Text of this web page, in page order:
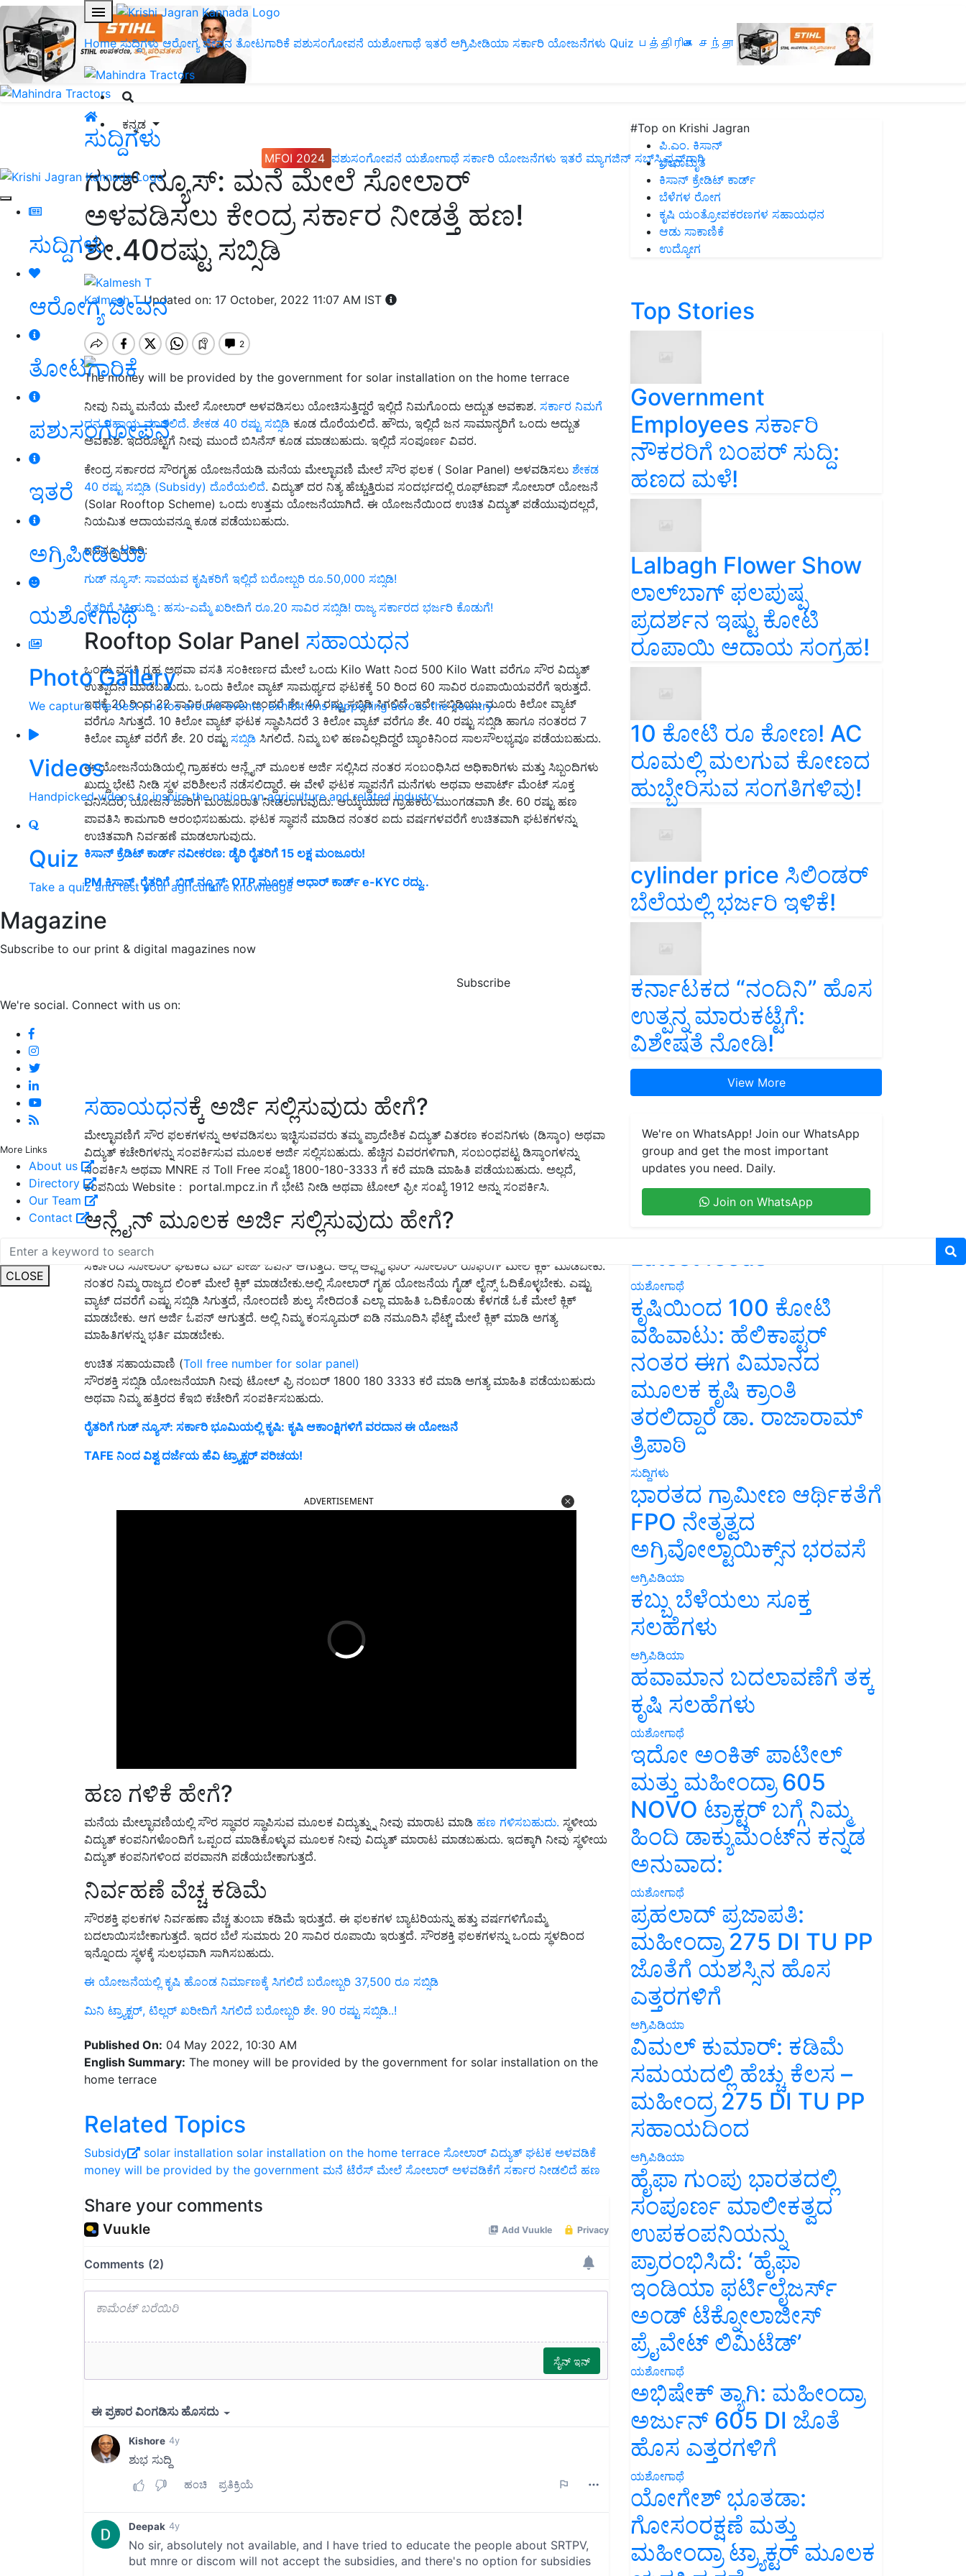
Home ಸುದ್ದಿಗಳು ಆರೋಗ್ಯ ಜೀವನ ತೋಟಗಾರಿಕೆ ಪಶುಸಂಗೋಪನೆ ಯಶೋಗಾಥೆ ಇತರೆ ಅಗ್ರಿಪೀಡಿಯಾ ಸರ್ಕಾರಿ ಯೋಜನೆಗಳು Quiz பத்திரிகை சந்தா
ಕನ್ನಡ
MFOI 2024 ಪಶುಸಂಗೋಪನೆ ಯಶೋಗಾಥೆ ಸರ್ಕಾರಿ ಯೋಜನೆಗಳು ಇತರೆ ಮ್ಯಾಗಜಿನ್‌ ಸಬ್‌ಸ್ಕ್ರಿಪ್ಷನ್‌ಗಾಗಿ
ಸುದ್ದಿಗಳು
ಆರೋಗ್ಯ ಜೀವನ
ತೋಟಗಾರಿಕೆ
ಪಶುಸಂಗೋಪನೆ
ಇತರೆ
ಅಗ್ರಿಪೀಡಿಯಾ
ಯಶೋಗಾಥೆ
Photo Gallery
We capture the best photos around events, exhibitions happening across the country
Videos
Handpicked videos to inspire the nation on agriculture and related industry
Quiz
Take a quiz and test your agriculture knowledge
Magazine
Subscribe to our print & digital magazines now
Subscribe
We're social. Connect with us on:
More Links
About us
Directory
Our Team
Contact
CLOSE
ಸುದ್ದಿಗಳು
ಗುಡ್ ನ್ಯೂಸ್: ಮನೆ ಮೇಲೆ ಸೋಲಾರ್
ಅಳವಡಿಸಲು ಕೇಂದ್ರ ಸರ್ಕಾರ ನೀಡತ್ತೆ ಹಣ!
ಶೇ.40ರಷ್ಟು ಸಬ್ಸಿಡಿ
Kalmesh TUpdated on: 17 October, 2022 11:07 AM IST
The money will be provided by the government for solar installation on the home terrace
ನೀವು ನಿಮ್ಮ ಮನೆಯ ಮೇಲೆ ಸೋಲಾರ್‌ ಅಳವಡಿಸಲು ಯೋಚಿಸುತ್ತಿದ್ದರೆ ಇಲ್ಲಿದೆ ನಿಮಗೊಂದು ಅದ್ಬುತ ಅವಕಾಶ. ಸರ್ಕಾರ ನಿಮಗೆ
ಧನ ಸಹಾಯ ಮಾಡಲಿದೆ. ಶೇಕಡ 40 ರಷ್ಟು ಸಬ್ಸಿಡಿ ಕೂಡ ದೊರೆಯಲಿದೆ. ಹೌದು, ಇಲ್ಲಿದೆ ಜನ ಸಾಮಾನ್ಯರಿಗೆ ಒಂದು ಅದ್ಬುತ
ಅವಕಾಶ. ಇದರೊಟ್ಟಿಗೆ ನೀವು ಮುಂದೆ ಬಿಸಿನೆಸ್‌ ಕೂಡ ಮಾಡಬಹುದು. ಇಲ್ಲಿದೆ ಸಂಪೂರ್ಣ‌ ವಿವರ.
ಕೇಂದ್ರ ಸರ್ಕಾರದ ಸೌರಗೃಹ ಯೋಜನೆಯಡಿ ಮನೆಯ ಮೇಲ್ಛಾವಣಿ ಮೇಲೆ ಸೌರ ಫಲಕ ( Solar Panel) ಅಳವಡಿಸಲು ಶೇಕಡ
40 ರಷ್ಟು ಸಬ್ಸಿಡಿ (Subsidy) ದೊರೆಯಲಿದೆ. ವಿದ್ಯುತ್ ದರ ನಿತ್ಯ ಹೆಚ್ಚುತ್ತಿರುವ ಸಂದರ್ಭದಲ್ಲಿ ರೂಫ್‌ಟಾಪ್‌ ಸೋಲಾರ್‌ ಯೋಜನೆ
(Solar Rooftop Scheme) ಒಂದು ಉತ್ತಮ ಯೋಜನೆಯಾಗಿದೆ. ಈ ಯೋಜನೆಯಿಂದ ಉಚಿತ ವಿದ್ಯುತ್‌ ಪಡೆಯುವುದಲ್ಲದೆ,
ನಿಯಮಿತ ಆದಾಯವನ್ನೂ ಕೂಡ ಪಡೆಯಬಹುದು.
ಇದನ್ನೂ ಓದಿರಿ:
ಗುಡ್‌ ನ್ಯೂಸ್‌: ಸಾವಯವ ಕೃಷಿಕರಿಗೆ ಇಲ್ಲಿದೆ ಬರೋಬ್ಬರಿ ರೂ.50,000 ಸಬ್ಸಿಡಿ!
ರೈತರಿಗೆ ಸಿಹಿಸುದ್ದಿ : ಹಸು-ಎಮ್ಮೆ ಖರೀದಿಗೆ ರೂ.20 ಸಾವಿರ ಸಬ್ಸಿಡಿ! ರಾಜ್ಯ ಸರ್ಕಾರದ ಭರ್ಜರಿ ಕೊಡುಗೆ!
Rooftop Solar Panel ಸಹಾಯಧನ
ಒಂದು ವಸತಿ ಗೃಹ ಅಥವಾ ವಸತಿ ಸಂಕೀರ್ಣದ ಮೇಲೆ ಒಂದು Kilo Watt ನಿಂದ 500 Kilo Watt ವರೆಗೂ ಸೌರ ವಿದ್ಯುತ್
ಉತ್ಪಾದನೆ ಮಾಡಬಹುದು. ಒಂದು ಕಿಲೋ ವ್ಯಾಟ್ ಸಾಮರ್ಥ್ಯದ ಘಟಕಕ್ಕೆ 50 ರಿಂದ 60 ಸಾವಿರ ರೂಪಾಯಿಯವರೆಗೆ ಇರುತ್ತದೆ.
ಇದಕ್ಕೆ 20 ರಿಂದ 22 ಸಾವಿರ ರೂಪಾಯಿ ಅಂದರೆ ಶೇ. 40 ರಷ್ಟು ಸಬ್ಸಿಡಿ ಸಿಗಲಿದೆ. ಇದೇ ಸಬ್ಸಿಡಿಯು ಮೂರು ಕಿಲೋ ವ್ಯಾಟ್
ವರೆಗೂ ಸಿಗುತ್ತದೆ. 10 ಕಿಲೋ ವ್ಯಾಟ್ ಘಟಕ ಸ್ಥಾಪಿಸಿದರೆ 3 ಕಿಲೋ ವ್ಯಾಟ್ ವರೆಗೂ ಶೇ. 40 ರಷ್ಟು ಸಬ್ಸಿಡಿ ಹಾಗೂ ನಂತರದ 7
ಕಿಲೋ ವ್ಯಾಟ್ ವರೆಗೆ ಶೇ. 20 ರಷ್ಟು ಸಬ್ಸಿಡಿ ಸಿಗಲಿದೆ. ನಿಮ್ಮ ಬಳಿ ಹಣವಿಲ್ಲದಿದ್ದರೆ ಬ್ಯಾಂಕಿನಿಂದ ಸಾಲಸೌಲಭ್ಯವೂ ಪಡೆಯಬಹುದು.
ಈ ಯೋಜನೆಯಡಿಯಲ್ಲಿ ಗ್ರಾಹಕರು ಆನ್ಲೈನ್ ಮೂಲಕ ಅರ್ಜಿ ಸಲ್ಲಿಸಿದ ನಂತರ ಸಂಬಂಧಿಸಿದ ಅಧಿಕಾರಿಗಳು ಮತ್ತು ಸಿಬ್ಬಂದಿಗಳು
ಖುದ್ದು ಭೇಟಿ ನೀಡಿ ಸ್ಥಳ ಪರಿಶೀಲನೆ ನಡೆಸಲಿದ್ದಾರೆ. ಈ ವೇಳೆ ಘಟಕ ಸ್ಥಾಪನೆಗೆ ಮನೆಗಳು ಅಥವಾ ಅಪಾರ್ಟ್ ಮೆಂಟ್ ಸೂಕ್ತ
ಎನಿಸಿದರೆ, ಯೋಜನೆ ಜಾರಿಗೆ ಮಂಜೂರಾತಿ ನೀಡಲಾಗುವುದು. ಆಯ್ಕೆಯಾದ ಗ್ರಾಹಕರು ಮುಂಗಡವಾಗಿ ಶೇ. 60 ರಷ್ಟು ಹಣ
ಪಾವತಿಸಿ ಕಾಮಗಾರಿ ಆರಂಭಿಸಬಹುದು. ಘಟಕ ಸ್ಥಾಪನೆ ಮಾಡಿದ ನಂತರ ಐದು ವರ್ಷಗಳವರೆಗೆ ಉಚಿತವಾಗಿ ಘಟಕಗಳನ್ನು
ಉಚಿತವಾಗಿ ನಿರ್ವಹಣೆ ಮಾಡಲಾಗುವುದು.
ಕಿಸಾನ್ ಕ್ರೆಡಿಟ್ ಕಾರ್ಡ್ ನವೀಕರಣ: ಡೈರಿ ರೈತರಿಗೆ 15 ಲಕ್ಷ ಮಂಜೂರು!
PM ಕಿಸಾನ್‌ ರೈತರಿಗೆ ಬಿಗ್‌ ನ್ಯೂಸ್‌: OTP ಮೂಲಕ ಆಧಾರ್‌ ಕಾರ್ಡ್‌ e-KYC ರದ್ದು..
ಸಹಾಯಧನಕ್ಕೆ ಅರ್ಜಿ ಸಲ್ಲಿಸುವುದು ಹೇಗೆ?
ಮೇಲ್ಛಾವಣಿಗೆ ಸೌರ ಫಲಕಗಳನ್ನು ಅಳವಡಿಸಲು ಇಚ್ಛಿಸುವವರು ತಮ್ಮ ಪ್ರಾದೇಶಿಕ ವಿದ್ಯುತ್‌ ವಿತರಣ ಕಂಪನಿಗಳು (ಡಿಸ್ಕಾಂ) ಅಥವಾ
ವಿದ್ಯುತ್ ಕಚೇರಿಗಳನ್ನು ಸಂಪರ್ಕಿಸುವ ಮೂಲಕ ಅರ್ಜಿ ಸಲ್ಲಿಸಬಹುದು. ಹೆಚ್ಚಿನ ವಿವರಗಳಿಗಾಗಿ, ಸಂಬಂಧಪಟ್ಟ ಡಿಸ್ಕಾಂಗಳನ್ನು
ಸಂಪರ್ಕಿಸಿ ಅಥವಾ MNRE ನ Toll Free ಸಂಖ್ಯೆ 1800-180-3333 ಗೆ ಕರೆ ಮಾಡಿ ಮಾಹಿತಿ ಪಡೆಯಬಹುದು. ಅಲ್ಲದೆ,
ಕಂಪನಿಯ Website : portal.mpcz.in ಗೆ ಭೇಟಿ ನೀಡಿ ಅಥವಾ ಟೋಲ್ ಫ್ರೀ ಸಂಖ್ಯೆ 1912 ಅನ್ನು ಸಂಪರ್ಕಿಸಿ.
ಆನ್ಲೈನ್ ಮೂಲಕ ಅರ್ಜಿ ಸಲ್ಲಿಸುವುದು ಹೇಗೆ?
ಆನ್ಲೈನ್ ನಲ್ಲಿ ಅರ್ಜಿ ಸಲ್ಲಿಸಲು ಗ್ರಾಹಕರು https://solarrooftop.gov.in/ ಲಿಂಕ್ ಮೇಲೆ ಕ್ಲಿಕ್ ಮಾಡಬೇಕು. ಆಗ ಕೇಂದ್ರ
ಸರ್ಕಾರದ ಸೋಲಾರ್ ಘಟಕದ ವೆಬ್ ಪೇಜ್ ಓಪನ್ ಆಗುತ್ತದೆ. ಅಲ್ಲಿ ಅಪ್ಲೈ ಫಾರ್ ಸೋಲಾರ್ ರೂಫಿಂಗ್ ಮೇಲೆ ಕ್ಲಿಕ್ ಮಾಡಬೇಕು.
ನಂತರ ನಿಮ್ಮ ರಾಜ್ಯದ ಲಿಂಕ್ ಮೇಲೆ ಕ್ಲಿಕ್ ಮಾಡಬೇಕು.ಅಲ್ಲಿ ಸೋಲಾರ್ ಗೃಹ ಯೋಜನೆಯ ಗೈಡ್ ಲೈನ್ಸ್ ಓದಿಕೊಳ್ಳಬೇಕು. ಎಷ್ಟು
ವ್ಯಾಟ್ ದವರೆಗೆ ಎಷ್ಟು ಸಬ್ಸಿಡಿ ಸಿಗುತ್ತದೆ, ನೋಂದಣಿ ಶುಲ್ಕ ಸೇರಿದಂತೆ ಎಲ್ಲಾ ಮಾಹಿತಿ ಒದಿಕೊಂಡು ಕೆಳಗಡೆ ಓಕೆ ಮೇಲೆ ಕ್ಲಿಕ್
ಮಾಡಬೇಕು. ಆಗ ಅರ್ಜಿ ಓಪನ್ ಆಗುತ್ತದೆ. ಅಲ್ಲಿ ನಿಮ್ಮ ಕಂಸ್ಯೂಮರ್ ಐಡಿ ನಮೂದಿಸಿ ಫೆಟ್ಚ್ ಮೇಲೆ ಕ್ಲಿಕ್ ಮಾಡಿ ಅಗತ್ಯ
ಮಾಹಿತಿಗಳನ್ನು ಭರ್ತಿ ಮಾಡಬೇಕು.
ಉಚಿತ ಸಹಾಯವಾಣಿ (Toll free number for solar panel)
ಸೌರಶಕ್ತಿ ಸಬ್ಸಿಡಿ ಯೋಜನೆಯಾಗಿ ನೀವು ಟೋಲ್ ಫ್ರಿ ನಂಬರ್ 1800 180 3333 ಕರೆ ಮಾಡಿ ಅಗತ್ಯ ಮಾಹಿತಿ ಪಡೆಯಬಹುದು
ಅಥವಾ ನಿಮ್ಮ ಹತ್ತಿರದ ಕೆಇಬಿ ಕಚೇರಿಗೆ ಸಂಪರ್ಕಿಸಬಹುದು.
ರೈತರಿಗೆ ಗುಡ್ ನ್ಯೂಸ್: ಸರ್ಕಾರಿ ಭೂಮಿಯಲ್ಲಿ ಕೃಷಿ: ಕೃಷಿ ಆಕಾಂಕ್ಷಿಗಳಿಗೆ ವರದಾನ ಈ ಯೋಜನೆ
TAFE ನಿಂದ ವಿಶ್ವ ದರ್ಜೆಯ ಹೆವಿ ಟ್ರ್ಯಾಕ್ಟರ್ ಪರಿಚಯ!
ಹಣ ಗಳಿಕೆ ಹೇಗೆ?
ಮನೆಯ ಮೇಲ್ಛಾವಣಿಯಲ್ಲಿ ಸೌರ ಸ್ಥಾವರ ಸ್ಥಾಪಿಸುವ ಮೂಲಕ ವಿದ್ಯುತ್ನ್ನು ನೀವು ಮಾರಾಟ ಮಾಡಿ
ವಿದ್ಯುತ್ ಕಂಪನಿಗಳೊಂದಿಗೆ ಒಪ್ಪಂದ ಮಾಡಿಕೊಳ್ಳುವ ಮೂಲಕ ನೀವು ವಿದ್ಯುತ್ ಮಾರಾಟ ಮಾಡಬಹುದು. ಇದಕ್ಕಾಗಿ ನೀವು ಸ್ಥಳೀಯ
ವಿದ್ಯುತ್ ಕಂಪನಿಗಳಿಂದ ಪರವಾನಗಿ ಪಡೆಯಬೇಕಾಗುತ್ತದೆ.
ನಿರ್ವಹಣೆ ವೆಚ್ಚ ಕಡಿಮೆ
ಸೌರಶಕ್ತಿ ಫಲಕಗಳ ನಿರ್ವಹಣಾ ವೆಚ್ಚ ತುಂಬಾ ಕಡಿಮೆ ಇರುತ್ತದೆ. ಈ ಫಲಕಗಳ ಬ್ಯಾಟರಿಯನ್ನು ಹತ್ತು ವರ್ಷಗಳಿಗೊಮ್ಮೆ
ಬದಲಾಯಿಸಬೇಕಾಗುತ್ತದೆ. ಇದರ ಬೆಲೆ ಸುಮಾರು 20 ಸಾವಿರ ರೂಪಾಯಿ ಇರುತ್ತದೆ. ಸೌರಶಕ್ತಿ ಫಲಕಗಳನ್ನು ಒಂದು ಸ್ಥಳದಿಂದ
ಇನ್ನೊಂದು ಸ್ಥಳಕ್ಕೆ ಸುಲಭವಾಗಿ ಸಾಗಿಸಬಹುದು.
ಈ ಯೋಜನೆಯಲ್ಲಿ ಕೃಷಿ ಹೊಂಡ ನಿರ್ಮಾಣಕ್ಕೆ ಸಿಗಲಿದೆ ಬರೋಬ್ಬರಿ 37,500 ರೂ ಸಬ್ಸಿಡಿ
ಮಿನಿ ಟ್ರ್ಯಾಕ್ಟರ್, ಟಿಲ್ಲರ್ ಖರೀದಿಗೆ ಸಿಗಲಿದೆ ಬರೋಬ್ಬರಿ ಶೇ. 90 ರಷ್ಟು ಸಬ್ಸಿಡಿ..!
English Summary:The money will be provided by the government for solar installation on the
home terrace
Related Topics
Subsidy solar installation solar installation on the home terrace
money will be provided by the government ಮನೆ ಟೆರೆಸ್ ಮೇಲೆ ಸೋಲಾರ್ ಅಳವಡಿಕೆಗೆ ಸರ್ಕಾರ ನೀಡಲಿದೆ ಹಣ
#Top on Krishi Jagran
ಪಿ.ಎಂ. ಕಿಸಾನ್
ಜೀವಾಮೃತ
ಕಿಸಾನ್ ಕ್ರೇಡಿಟ್ ಕಾರ್ಡ್
ಬೆಳೆಗಳ ರೋಗ
ಕೃಷಿ ಯಂತ್ರೋಪಕರಣಗಳ ಸಹಾಯಧನ
ಆಡು ಸಾಕಾಣಿಕೆ
ಉದ್ಯೋಗ
Top Stories
Government
Employees ಸರ್ಕಾರಿ
ನೌಕರರಿಗೆ ಬಂಪರ್‌ ಸುದ್ದಿ:
ಹಣದ ಮಳೆ!
Lalbagh Flower Show
ಲಾಲ್‌ಬಾಗ್ ಫಲಪುಷ್ಪ
ಪ್ರದರ್ಶನ ಇಷ್ಟು ಕೋಟಿ
ರೂಪಾಯಿ ಆದಾಯ ಸಂಗ್ರಹ!
10 ಕೋಟಿ ರೂ ಕೋಣ! AC
ರೂಮಲ್ಲಿ ಮಲಗುವ ಕೋಣದ
ಹುಬ್ಬೇರಿಸುವ ಸಂಗತಿಗಳಿವು!
cylinder price ಸಿಲಿಂಡರ್‌
ಬೆಲೆಯಲ್ಲಿ ಭರ್ಜರಿ ಇಳಿಕೆ!
ಕರ್ನಾಟಕದ “ನಂದಿನಿ” ಹೊಸ
ಉತ್ಪನ್ನ ಮಾರುಕಟ್ಟೆಗೆ:
ವಿಶೇಷತೆ ನೋಡಿ!
View More
We're on WhatsApp! Join our WhatsApp
group and get the most important
updates you need. Daily.
Join on WhatsApp
Latest feeds
ಯಶೋಗಾಥೆ
ಕೃಷಿಯಿಂದ 100 ಕೋಟಿ
ವಹಿವಾಟು: ಹೆಲಿಕಾಪ್ಟರ್
ನಂತರ ಈಗ ವಿಮಾನದ
ಮೂಲಕ ಕೃಷಿ ಕ್ರಾಂತಿ
ತರಲಿದ್ದಾರೆ ಡಾ. ರಾಜಾರಾಮ್
ತ್ರಿಪಾಠಿ
ಸುದ್ದಿಗಳು
ಭಾರತದ ಗ್ರಾಮೀಣ ಆರ್ಥಿಕತೆಗೆ
FPO ನೇತೃತ್ವದ
ಅಗ್ರಿವೋಲ್ಟಾಯಿಕ್ಸ್‌ನ ಭರವಸೆ
ಅಗ್ರಿಪಿಡಿಯಾ
ಕಬ್ಬು ಬೆಳೆಯಲು ಸೂಕ್ತ
ಸಲಹೆಗಳು
ಅಗ್ರಿಪಿಡಿಯಾ
ಹವಾಮಾನ ಬದಲಾವಣೆಗೆ ತಕ್ಕ
ಕೃಷಿ ಸಲಹೆಗಳು
ಯಶೋಗಾಥೆ
ಇದೋ ಅಂಕಿತ್ ಪಾಟೀಲ್
ಮತ್ತು ಮಹೀಂದ್ರಾ 605
NOVO ಟ್ರಾಕ್ಟರ್ ಬಗ್ಗೆ ನಿಮ್ಮ
ಹಿಂದಿ ಡಾಕ್ಯುಮೆಂಟ್‌ನ ಕನ್ನಡ
ಅನುವಾದ:
ಯಶೋಗಾಥೆ
ಪ್ರಹಲಾದ್ ಪ್ರಜಾಪತಿ:
ಮಹೀಂದ್ರಾ 275 DI TU PP
ಜೊತೆಗೆ ಯಶಸ್ಸಿನ ಹೊಸ
ಎತ್ತರಗಳಿಗೆ
ಅಗ್ರಿಪಿಡಿಯಾ
ವಿಮಲ್ ಕುಮಾರ್: ಕಡಿಮೆ
ಸಮಯದಲ್ಲಿ ಹೆಚ್ಚು ಕೆಲಸ –
ಮಹೀಂದ್ರ 275 DI TU PP
ಸಹಾಯದಿಂದ
ಅಗ್ರಿಪಿಡಿಯಾ
ಹೈಫಾ ಗುಂಪು ಭಾರತದಲ್ಲಿ
ಸಂಪೂರ್ಣ ಮಾಲೀಕತ್ವದ
ಉಪಕಂಪನಿಯನ್ನು
ಪ್ರಾರಂಭಿಸಿದೆ: ‘ಹೈಫಾ
ಇಂಡಿಯಾ ಫರ್ಟಿಲೈಜರ್ಸ್
ಅಂಡ್ ಟೆಕ್ನೋಲಾಜೀಸ್
ಪ್ರೈವೇಟ್ ಲಿಮಿಟೆಡ್’
ಯಶೋಗಾಥೆ
ಅಭಿಷೇಕ್ ತ್ಯಾಗಿ: ಮಹೀಂದ್ರಾ
ಅರ್ಜುನ್ 605 DI ಜೊತೆ
ಹೊಸ ಎತ್ತರಗಳಿಗೆ
ಯಶೋಗಾಥೆ
ಯೋಗೇಶ್ ಭೂತಡಾ:
ಗೋಸಂರಕ್ಷಣೆ ಮತ್ತು
ಮಹೀಂದ್ರಾ ಟ್ರ್ಯಾಕ್ಟರ್ ಮೂಲಕ